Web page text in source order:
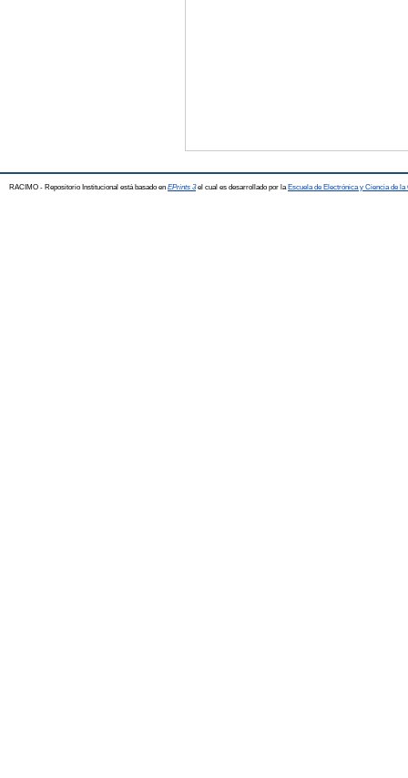
RACIMO - Repositorio Institucional está basado en EPrints 3el cual es desarrollado por la Escuela de Electrónica y Ciencia de la